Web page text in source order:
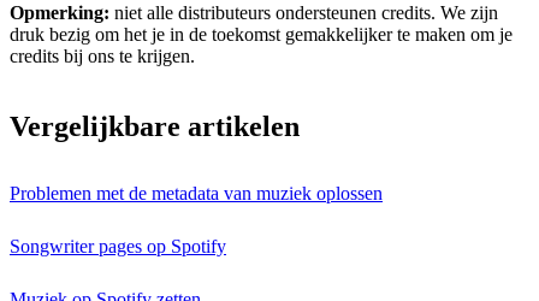
Opmerking: niet alle distributeurs ondersteunen credits. We zijn
druk bezig om het je in de toekomst gemakkelijker te maken om je
credits bij ons te krijgen.
Vergelijkbare artikelen
Problemen met de metadata van muziek oplossen
Songwriter pages op Spotify